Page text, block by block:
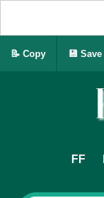
FF
📝 Copy 💾 Save